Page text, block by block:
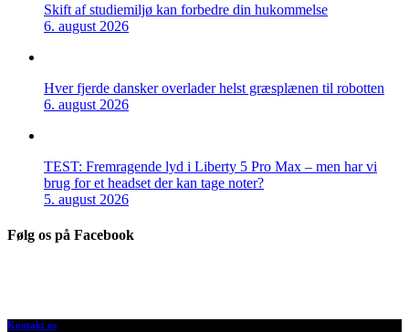
Skift af studiemiljø kan forbedre din hukommelse
6. august 2026
Hver fjerde dansker overlader helst græsplænen til robotten
6. august 2026
TEST: Fremragende lyd i Liberty 5 Pro Max – men har vi
brug for et headset der kan tage noter?
5. august 2026
Følg os på Facebook
Kontakt os